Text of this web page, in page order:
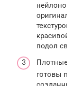
подол
готовы